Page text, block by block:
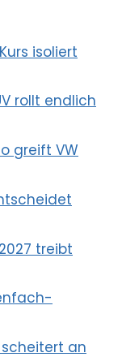
isoliert
rollt endlich
greift VW
treibt
scheitert an